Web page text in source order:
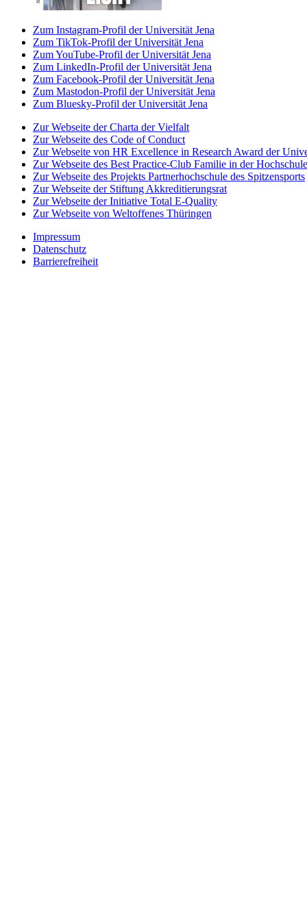
Zum Instagram-Profil der Universität Jena
Zum TikTok-Profil der Universität Jena
Zum YouTube-Profil der Universität Jena
Zum LinkedIn-Profil der Universität Jena
Zum Facebook-Profil der Universität Jena
Zum Mastodon-Profil der Universität Jena
Zum Bluesky-Profil der Universität Jena
Zur Webseite der Charta der Vielfalt
Zur Webseite des Code of Conduct
Zur Webseite von HR Excellence in Research Award der
Zur Webseite des Best Practice-Club Familie in der Hochschule
Zur Webseite des Projekts Partnerhochschule des Spitzensports
Zur Webseite der Stiftung Akkreditierungsrat
Zur Webseite der Initiative Total E-Quality
Zur Webseite von Weltoffenes Thüringen
Impressum
Datenschutz
Barrierefreiheit